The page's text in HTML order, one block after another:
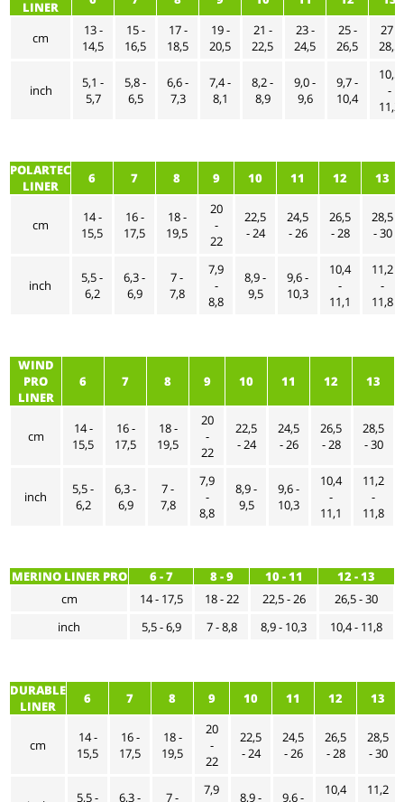
LINER
cm
13 -
14,5
15 -
16,5
17 -
18,5
19 -
20,5
21 -
22,5
23 -
24,5
25 -
26,5
27 -
28,5
inch
5,1 -
5,7
5,8 -
6,5
6,6 -
7,3
7,4 -
8,1
8,2 -
8,9
9,0 -
9,6
9,7 -
10,4
10,5
-
11,2
POLARTEC
LINER
6 7 8 9 10 11 12 13
cm
14 -
15,5
16 -
17,5
18 -
19,5
20
-
22
22,5
- 24
24,5
- 26
26,5
- 28
28,5
- 30
inch
5,5 -
6,2
6,3 -
6,9
7 -
7,8
7,9
-
8,8
8,9 -
9,5
9,6 -
10,3
10,4
-
11,1
11,2
-
11,8
WIND
PRO
LINER
6 7 8 9 10 11 12 13
cm
14 -
15,5
16 -
17,5
18 -
19,5
20
-
22
22,5
- 24
24,5
- 26
26,5
- 28
28,5
- 30
inch
5,5 -
6,2
6,3 -
6,9
7 -
7,8
7,9
-
8,8
8,9 -
9,5
9,6 -
10,3
10,4
-
11,1
11,2
-
11,8
MERINO LINER PRO 6 - 7 8 - 9 10 - 11
12 - 13
cm
14 - 17,5 18 - 22 22,5 - 26
26,5 - 30
inch
5,5 - 6,9 7 - 8,8 8,9 - 10,3 10,4 - 11,8
DURABLE
LINER
6 7 8 9 10 11 12 13
cm
14 -
15,5
16 -
17,5
18 -
19,5
20
-
22
22,5
- 24
24,5
- 26
26,5
- 28
28,5
- 30
5,5 - 6,3 - 7 -
7,9
8,9 - 9,6 -
10,4
11,2